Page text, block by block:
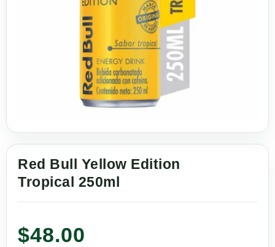
Red Bull Yellow Edition
Tropical 250ml
$48.00